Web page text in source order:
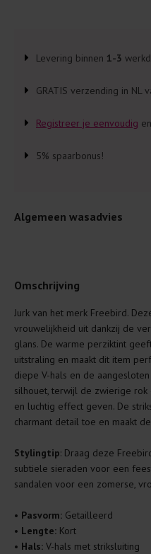
Levering binnen 1-3
GRATIS verzending in NL
Registreer je eenvoudig
5% spaarbonus!
Algemeen wasadvies
Je wilt natuurlijk lang
Daarom geven wij een
Lees altijd eerst even
Was kleding binnenste
buitenkant.
Wees zuinig met
Was zo koud mogelijk. Op
al prima.
kreuken/wrijving.
Gebruik een waszakje
Omschrijving
Jurk van het merk Freebird.
vrouwelijkheid uit dankzij de
glans. De warme perziktint
uitstraling en maakt dit item
diepe V-hals en de
silhouet, terwijl de zwierige
en luchtig effect geven. De
charmant detail toe en maakt
Stylingtip: Draag deze
subtiele sieraden voor een
sandalen voor een zomerse,
• Pasvorm: Getailleerd
• Lengte: Kort
• Hals: V-hals met striksluiting